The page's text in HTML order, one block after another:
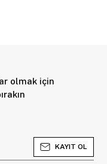
olmak için
KAYIT OL